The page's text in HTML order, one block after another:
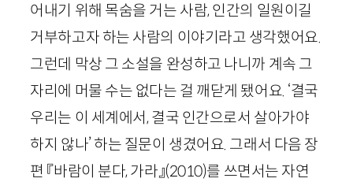
어내기 위해 목숨을 거는 사람, 인간의 일원이길
거부하고자 하는 사람의 이야기라고 생각했어요.
그런데 막상 그 소설을 완성하고 나니까 계속 그
자리에 머물 수는 없다는 걸 깨닫게 됐어요. ‘결국
우리는 이 세계에서, 결국 인간으로서 살아가야
하지 않나’ 하는 질문이 생겼어요. 그래서 다음 장
편 『바람이 분다, 가라』(2010)를 쓰면서는 자연